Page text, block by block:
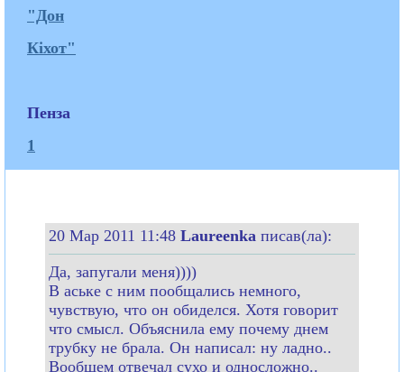
"Дон
Кіхот"
Пенза
1
20 Мар 2011 11:48 Laureenka писав(ла):
Да, запугали меня))))
В аське с ним пообщались немного,
чувствую, что он обиделся. Хотя говорит
что смысл. Объяснила ему почему днем
трубку не брала. Он написал: ну ладно..
Вообщем отвечал сухо и односложно..